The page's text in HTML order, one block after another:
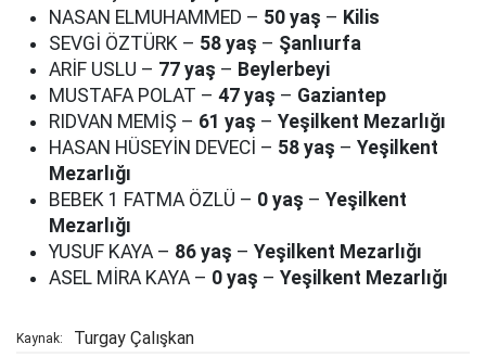
NASAN ELMUHAMMED – 50 yaş – Kilis
SEVGİ ÖZTÜRK – 58 yaş – Şanlıurfa
ARİF USLU – 77 yaş – Beylerbeyi
MUSTAFA POLAT – 47 yaş – Gaziantep
RIDVAN MEMİŞ – 61 yaş – Yeşilkent Mezarlığı
HASAN HÜSEYİN DEVECİ – 58 yaş – Yeşilkent
Mezarlığı
BEBEK 1 FATMA ÖZLÜ – 0 yaş – Yeşilkent
Mezarlığı
YUSUF KAYA – 86 yaş – Yeşilkent Mezarlığı
ASEL MİRA KAYA – 0 yaş – Yeşilkent Mezarlığı
Kaynak: Turgay Çalışkan